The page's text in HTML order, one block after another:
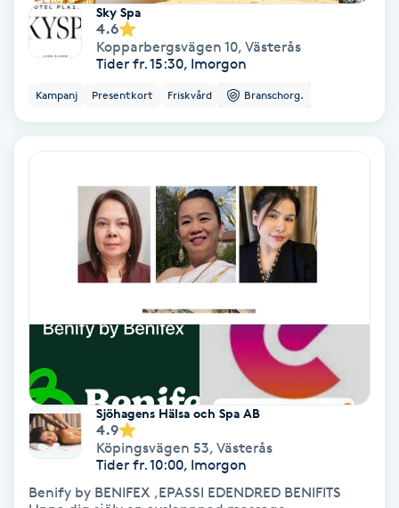
Hudföryngring
Hyperhidros
Hårborttagning
Hårbottenbehandling
Hårförlängning
Sky Spa
4.6
Kopparbergsvägen 10, Västerås
Tider fr. 15:30, Imorgon
Kampanj Presentkort Friskvård Branschorg.
Sjöhagens Hälsa och Spa AB
4.9
Köpingsvägen 53, Västerås
Tider fr. 10:00, Imorgon
Benify by BENIFEX ,EPASSI EDENDRED BENIFITS